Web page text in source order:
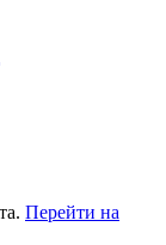
Перейти на